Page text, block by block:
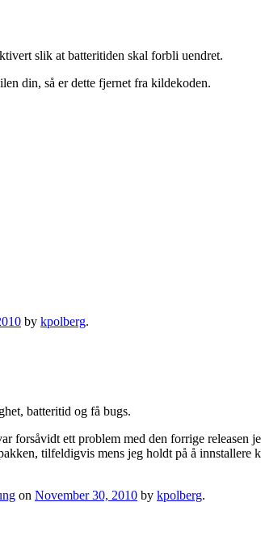
slik at batteritiden skal forbli uendret.
din, så er dette fjernet fra kildekoden.
by kpolberg.
batteritid og få bugs.
forsåvidt ett problem med den forrige releasen
tilfeldigvis mens jeg holdt på å innstallere
on November 30, 2010 by kpolberg.